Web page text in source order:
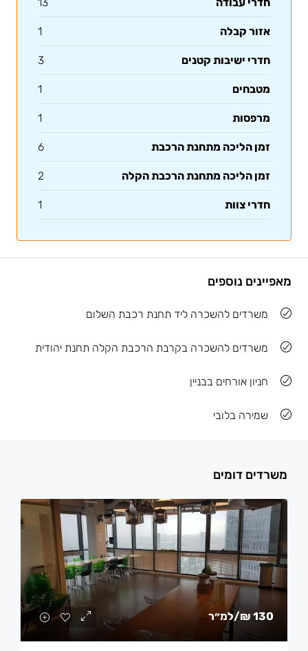
אזור קבלה 1
חדרי ישיבות קטנים 3
מטבחים 1
מרפסות 1
זמן הליכה מתחנת הרכבת 6
זמן הליכה מתחנת הרכבת הקלה 2
חדרי צוות 1
מאפיינים נוספים
משרדים להשכרה ליד תחנת רכבת השלום
משרדים להשכרה בקרבת הרכבת הקלה תחנת יהודית
חניון אורחים בבניין
שמירה בלובי
משרדים דומים
130 ₪ /למ״ר